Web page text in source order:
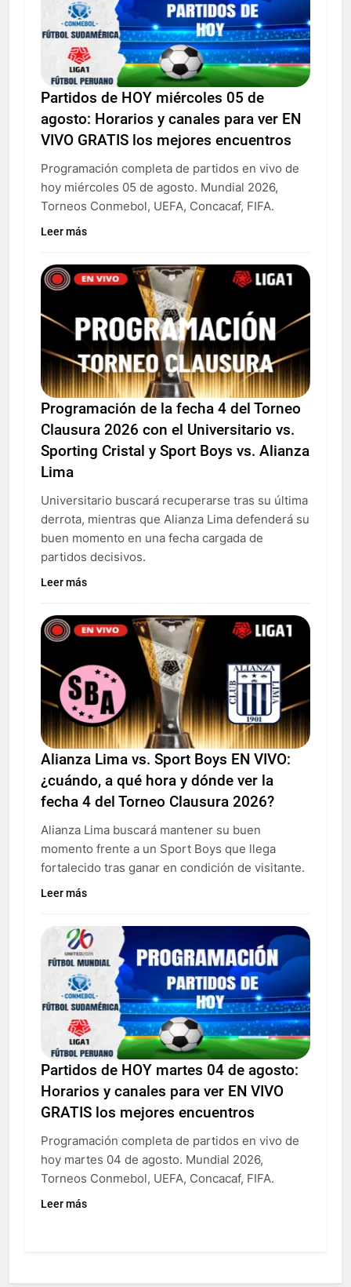
Partidos de HOY miércoles 05 de
agosto: Horarios y canales para ver EN
VIVO GRATIS los mejores encuentros
Programación completa de partidos en vivo de
hoy miércoles 05 de agosto. Mundial 2026,
Torneos Conmebol, UEFA, Concacaf, FIFA.
Leer más
Programación de la fecha 4 del Torneo
Clausura 2026 con el Universitario vs.
Sporting Cristal y Sport Boys vs. Alianza
Lima
Universitario buscará recuperarse tras su última
derrota, mientras que Alianza Lima defenderá su
buen momento en una fecha cargada de
partidos decisivos.
Leer más
Alianza Lima vs. Sport Boys EN VIVO:
¿cuándo, a qué hora y dónde ver la
fecha 4 del Torneo Clausura 2026?
Alianza Lima buscará mantener su buen
momento frente a un Sport Boys que llega
fortalecido tras ganar en condición de visitante.
Leer más
Partidos de HOY martes 04 de agosto:
Horarios y canales para ver EN VIVO
GRATIS los mejores encuentros
Programación completa de partidos en vivo de
hoy martes 04 de agosto. Mundial 2026,
Torneos Conmebol, UEFA, Concacaf, FIFA.
Leer más